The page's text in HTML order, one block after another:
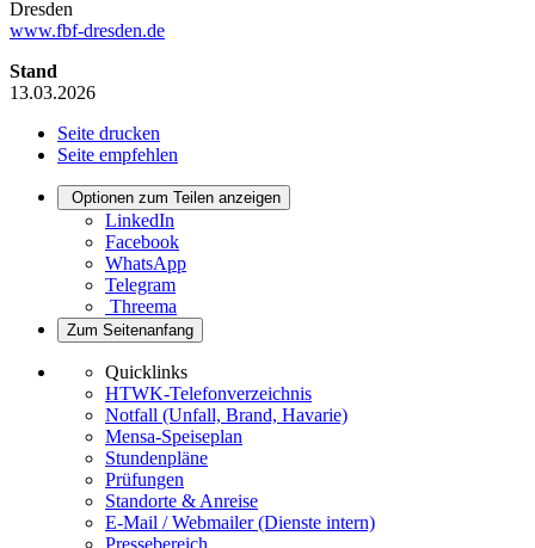
Dresden
www.fbf-dresden.de
Stand
13.03.2026
Seite drucken
Seite empfehlen
Optionen zum Teilen anzeigen
LinkedIn
Facebook
WhatsApp
Telegram
Threema
Zum Seitenanfang
Quicklinks
HTWK-Telefonverzeichnis
Notfall (Unfall, Brand, Havarie)
Mensa-Speiseplan
Stundenpläne
Prüfungen
Standorte & Anreise
E-Mail / Webmailer (Dienste intern)